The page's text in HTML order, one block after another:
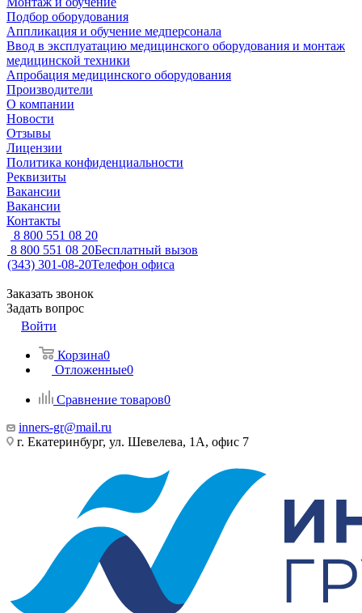
Подбор оборудования
Аппликация и обучение медперсонала
Ввод в эксплуатацию медицинского оборудования и монтаж
медицинской техники
Апробация медицинского оборудования
Производители
О компании
Новости
Отзывы
Лицензии
Политика конфиденциальности
Реквизиты
Вакансии
Вакансии
Контакты
8 800 551 08 20
8 800 551 08 20Бесплатный вызов
(343) 301-08-20Телефон офиса
Заказать звонок
Задать вопрос
Войти
Корзина0
Отложенные0
Сравнение товаров0
inners-gr@mail.ru
г. Екатеринбург, ул. Шевелева, 1А, офис 7